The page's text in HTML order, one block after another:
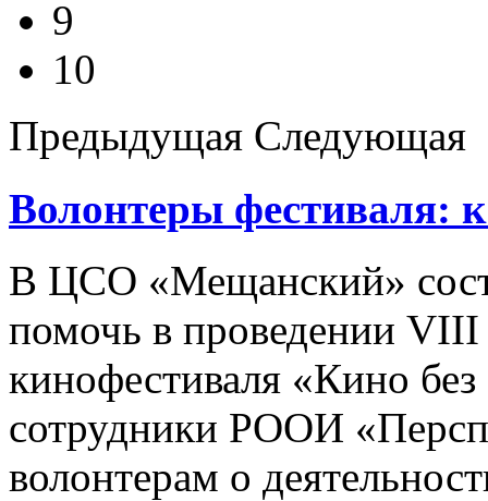
9
10
Предыдущая Следующая
Волонтеры фестиваля:
В ЦСО «Мещанский»
помочь в проведении
кинофестиваля «Кино
сотрудники РООИ
волонтерам о